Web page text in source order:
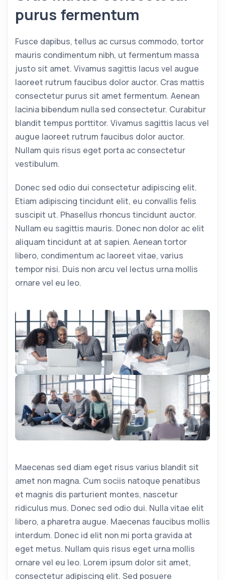
purus fermentum
Fusce dapibus, tellus ac cursus commodo, tortor
mauris condimentum nibh, ut fermentum massa
justo sit amet. Vivamus sagittis lacus vel augue
laoreet rutrum faucibus dolor auctor. Cras mattis
consectetur purus sit amet fermentum. Aenean
lacinia bibendum nulla sed consectetur. Curabitur
blandit tempus porttitor. Vivamus sagittis lacus vel
augue laoreet rutrum faucibus dolor auctor.
Nullam quis risus eget porta ac consectetur
vestibulum.
Donec sed odio dui consectetur adipiscing elit.
Etiam adipiscing tincidunt elit, eu convallis felis
suscipit ut. Phasellus rhoncus tincidunt auctor.
Nullam eu sagittis mauris. Donec non dolor ac elit
aliquam tincidunt at at sapien. Aenean tortor
libero, condimentum ac laoreet vitae, varius
tempor nisi. Duis non arcu vel lectus urna mollis
ornare vel eu leo.
Maecenas sed diam eget risus varius blandit sit
amet non magna. Cum sociis natoque penatibus
et magnis dis parturient montes, nascetur
ridiculus mus. Donec sed odio dui. Nulla vitae elit
libero, a pharetra augue. Maecenas faucibus mollis
interdum. Donec id elit non mi porta gravida at
eget metus. Nullam quis risus eget urna mollis
ornare vel eu leo. Lorem ipsum dolor sit amet,
consectetur adipiscing elit. Sed posuere